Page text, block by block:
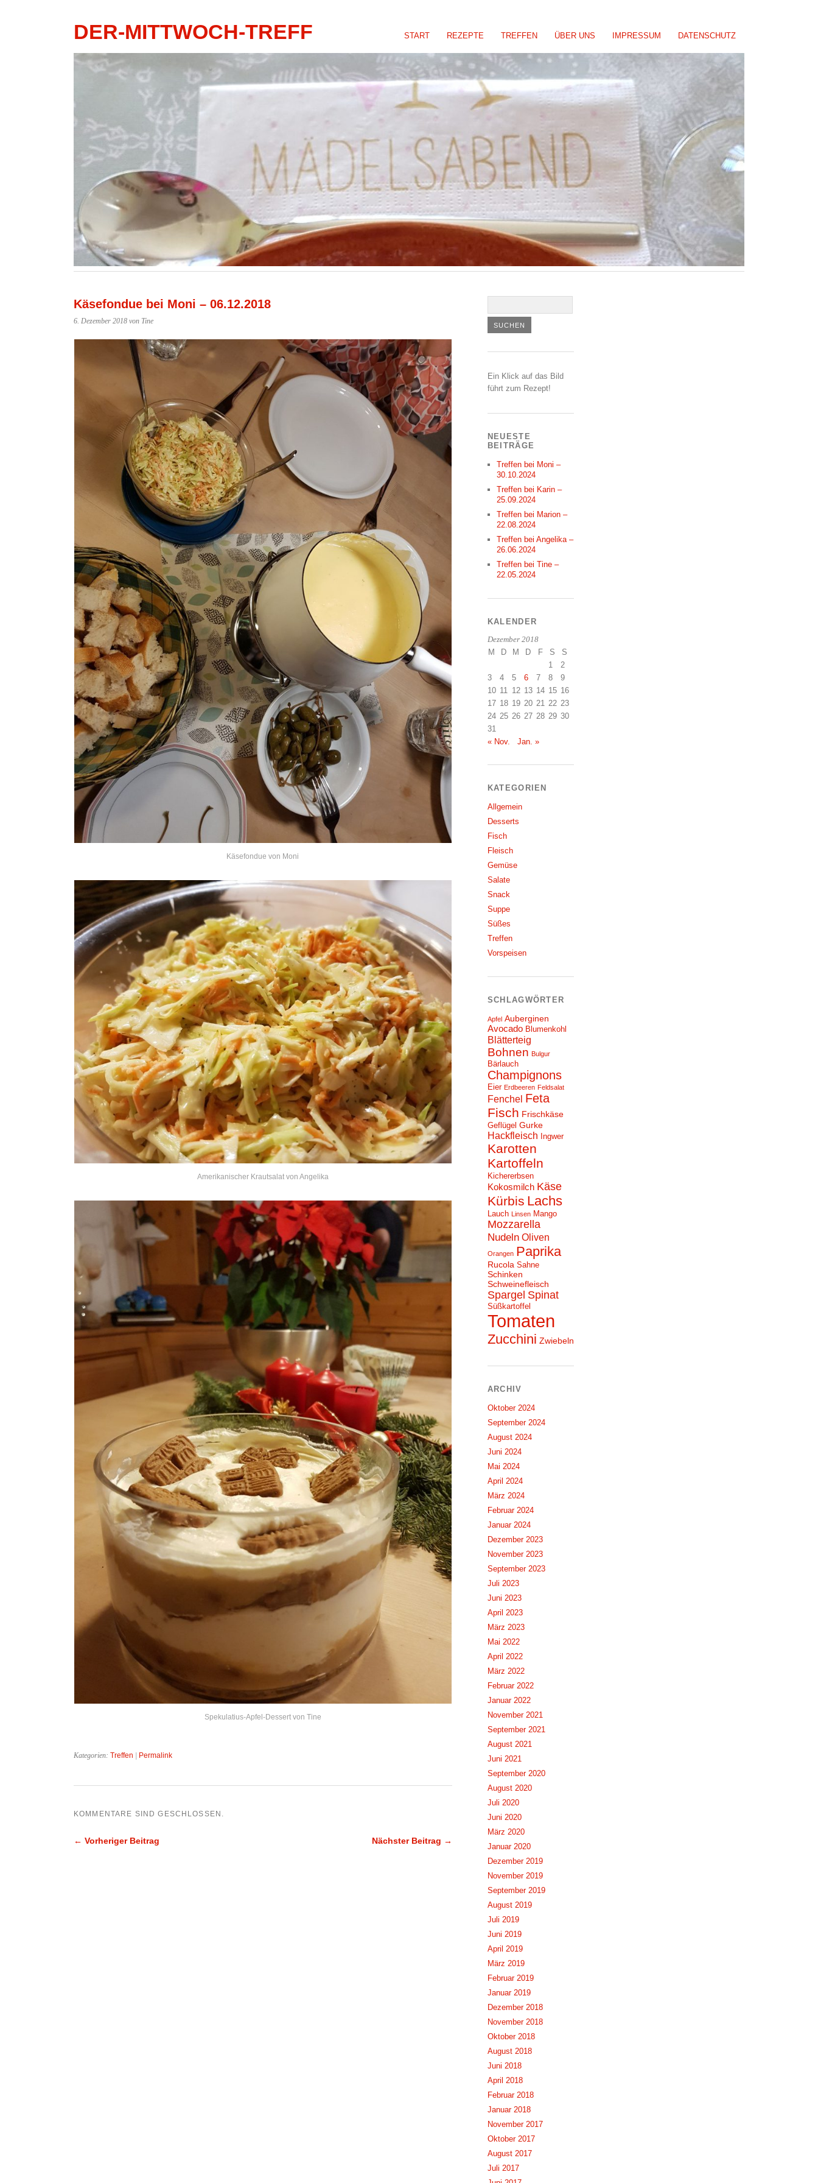
START REZEPTE TREFFEN ÜBER UNS IMPRESSUM DATENSCHUTZ
DER-MITTWOCH-TREFF
Käsefondue bei Moni – 06.12.2018
6. Dezember 2018 von Tine
Käsefondue von Moni
Amerikanischer Krautsalat von Angelika
Spekulatius-Apfel-Dessert von Tine
Kategorien: Treffen Permalink
KOMMENTARE SIND GESCHLOSSEN.
← Vorheriger Beitrag Nächster Beitrag →
Ein Klick auf das Bild
führt zum Rezept!
NEUESTE
BEITRÄGE
Treffen bei Moni –
30.10.2024
Treffen bei Karin –
25.09.2024
Treffen bei Marion –
22.08.2024
Treffen bei Angelika –
26.06.2024
Treffen bei Tine –
22.05.2024
KALENDER
Dezember 2018
M D M D F S
S
1
2
3
4 5 6 7 8
9
10 11 12 13 14 15 16
17 18 19 20 21 22 23
24 25 26 27 28 29 30
31
« Nov.
Jan. »
KATEGORIEN
Allgemein
Desserts
Fisch
Fleisch
Gemüse
Salate
Snack
Suppe
Süßes
Treffen
Vorspeisen
SCHLAGWÖRTER
Apfel Auberginen
Avocado Blumenkohl
Blätterteig
Bohnen Bulgur
Bärlauch
Champignons
Eier Erdbeeren Feldsalat
Fenchel Feta
Fisch Frischkäse
Geflügel Gurke
Hackfleisch Ingwer
Karotten
Kartoffeln
Kichererbsen
Kokosmilch Käse
Kürbis Lachs
Lauch Linsen Mango
Mozzarella
Nudeln Oliven
Orangen Paprika
Rucola Sahne
Schinken
Schweinefleisch
Spargel Spinat
Süßkartoffel
Tomaten
Zucchini Zwiebeln
ARCHIV
Oktober 2024
September 2024
August 2024
Juni 2024
Mai 2024
April 2024
März 2024
Februar 2024
Januar 2024
Dezember 2023
November 2023
September 2023
Juli 2023
Juni 2023
April 2023
März 2023
Mai 2022
April 2022
März 2022
Februar 2022
Januar 2022
November 2021
September 2021
August 2021
Juni 2021
September 2020
August 2020
Juli 2020
Juni 2020
März 2020
Januar 2020
Dezember 2019
November 2019
September 2019
August 2019
Juli 2019
Juni 2019
April 2019
März 2019
Februar 2019
Januar 2019
Dezember 2018
November 2018
Oktober 2018
August 2018
Juni 2018
April 2018
Februar 2018
Januar 2018
November 2017
Oktober 2017
August 2017
Juli 2017